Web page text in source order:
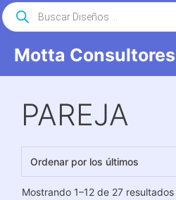
Saltar
al
Motta Consultores
Búsqueda
de
productos
PAREJA
Mostrando 1–12 de 27 resultados